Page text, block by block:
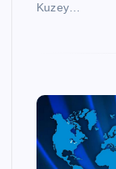
Kuzey…